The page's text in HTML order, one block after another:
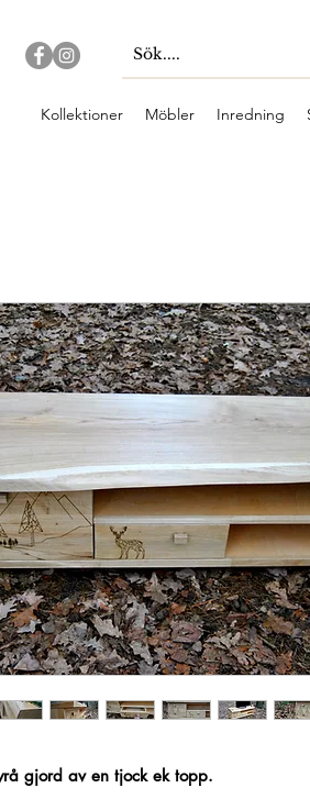
Kollektioner Möbler Inredning
gjord av en tjock ek topp.